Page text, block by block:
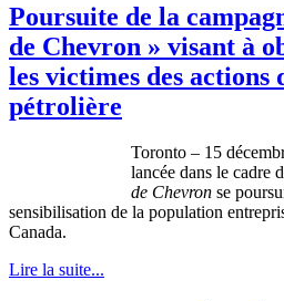
Poursuite de la
de Chevron » visant à
les victimes des actions
pétrolière
Toronto – 15
lancée dans le cadre
de Chevron se
sensibilisation de la population
Canada.
Lire la suite...